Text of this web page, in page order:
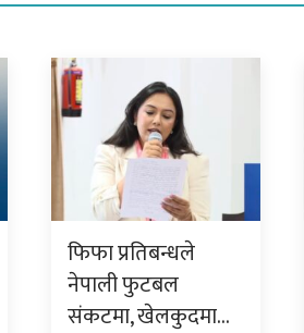
फिफा प्रतिबन्धले
नेपाली फुटबल
संकटमा, खेलकुदमा…